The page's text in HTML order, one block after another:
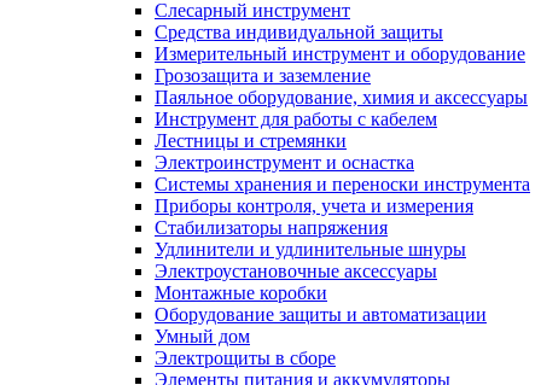
Слесарный инструмент
Средства индивидуальной защиты
Измерительный инструмент и оборудование
Грозозащита и заземление
Паяльное оборудование, химия и аксессуары
Инструмент для работы с кабелем
Лестницы и стремянки
Электроинструмент и оснастка
Системы хранения и переноски инструмента
Приборы контроля, учета и измерения
Стабилизаторы напряжения
Удлинители и удлинительные шнуры
Электроустановочные аксессуары
Монтажные коробки
Оборудование защиты и автоматизации
Умный дом
Электрощиты в сборе
Элементы питания и аккумуляторы